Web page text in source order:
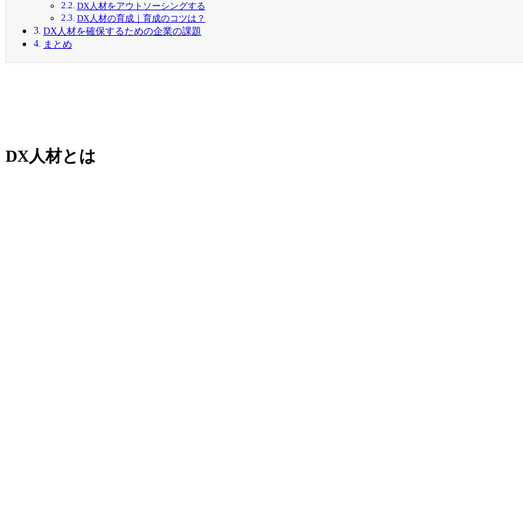
DX人材をアウトソーシングする
DX人材の育成｜育成のコツは？
DX人材を確保するための企業の課題
まとめ
DX人材とは